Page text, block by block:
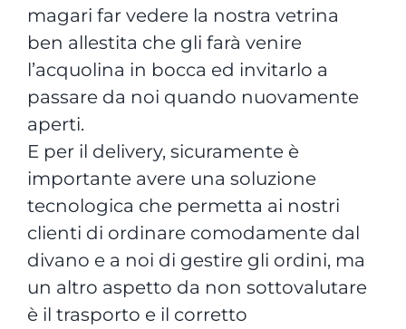
magari far vedere la nostra vetrina
ben allestita che gli farà venire
l’acquolina in bocca ed invitarlo a
passare da noi quando nuovamente
aperti.
E per il delivery, sicuramente è
importante avere una soluzione
tecnologica che permetta ai nostri
clienti di ordinare comodamente dal
divano e a noi di gestire gli ordini, ma
un altro aspetto da non sottovalutare
è il trasporto e il corretto